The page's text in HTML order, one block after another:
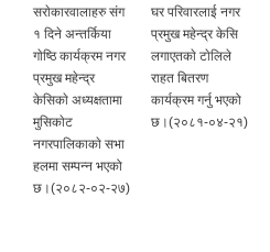
घर परिवारलाई नगर
प्रमुख महेन्द्र केसि
लगाएतकाे टाेलिले
राहत बितरण
कार्यक्रम गर्नु भएको
छ।(२०८१-०४-२१)
(२०८१-०२-१३)